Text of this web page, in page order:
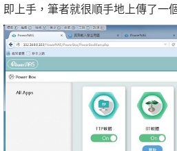
即上手，筆者就很順手地上傳了一